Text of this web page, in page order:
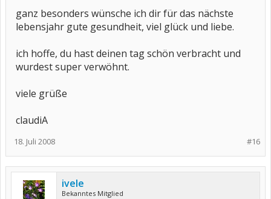
ganz besonders wünsche ich dir für das nächste
lebensjahr gute gesundheit, viel glück und liebe.
ich hoffe, du hast deinen tag schön verbracht und
wurdest super verwöhnt.
viele grüße
claudiA
#16
18. Juli 2008
ivele
Bekanntes Mitglied